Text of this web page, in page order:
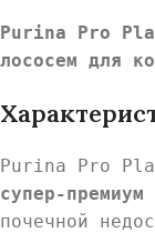
Purina Pro
лососем для
Purina Pro
супер-премиум
почечной